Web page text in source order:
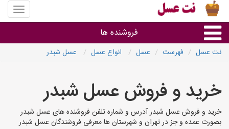
منوی
سایت
عسل
فروشنده ها
استان ها
نت عسل فهرست عسل انواع عسل عسل شبدر
خرید و فروش عسل شبدر
خرید و فروش عسل شبدر آدرس و شماره تلفن فروشنده های عسل شبدر
بصورت عمده و جز در تهران و شهرستان ها معرفی فروشندگان عسل شبدر